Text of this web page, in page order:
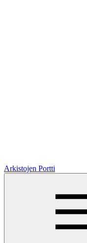
Arkistojen Portti